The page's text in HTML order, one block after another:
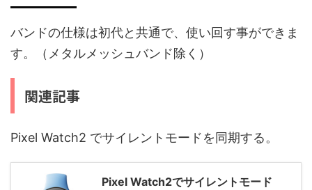
バンドの仕様は初代と共通で、使い回す事ができま
す。（メタルメッシュバンド除く）
関連記事
Pixel Watch2 でサイレントモードを同期する。
Pixel Watch2でサイレントモード